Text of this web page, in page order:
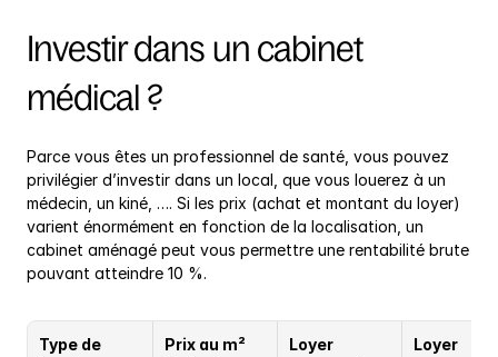
Investir dans un cabinet
médical ?
Parce vous êtes un professionnel de santé, vous pouvez
privilégier d’investir dans un local, que vous louerez à un
médecin, un kiné, …. Si les prix (achat et montant du loyer)
varient énormément en fonction de la localisation, un
cabinet aménagé peut vous permettre une rentabilité brute
pouvant atteindre 10 %.
Type de
Prix au m²
Loyer
Loyer